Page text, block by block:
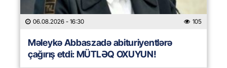
06.08.2026 - 16:30 105
Məleykə Abbaszadə abituriyentlərə
çağırış etdi: MÜTLƏQ OXUYUN!